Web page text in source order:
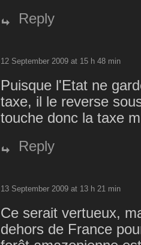
Reply
12 September 2009 at 15 h 48 min
Puisque l'Etat ne
taxe, il le reverse
touche donc la taxe
Reply
13 September 2009 at 13 h 21 min
Ce serait vertueux,
dehors de France